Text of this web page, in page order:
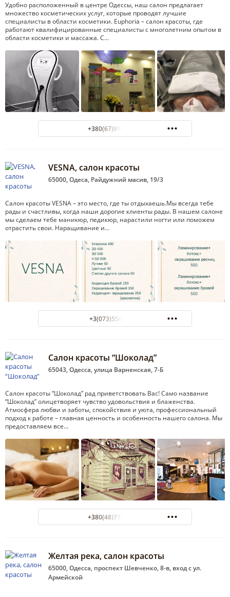
Удобно расположенный в центре Одессы, наш салон предлагает
множество косметических услуг, которые проводят лучшие
специалисты в области косметики. Euphoria – салон красоты, где
работают квалифицированные специалисты с многолетним опытом в
области косметики и массажа. С…
+380(67)916-83-68
VESNA, салон красоты
65000, Одеса, Райдужний масив, 19/3
Салон красоты VESNA – это место, где ты отдыхаешь.Мы всегда тебе
рады и счастливы, когда наши дорогие клиенты рады. В нашем салоне
мы сделаем тебе маникюр, педикюр, нарастили ногти или поможем
отрастить свои. Наращивание и…
+3(073)556-57-55
Салон красоты “Шоколад”
65043, Одесса, улица Варненская, 7-Б
Салон красоты “Шоколад” рад приветствовать Вас! Само название
“Шоколад” олицетворяет чувство удовольствия и блаженства.
Атмосфера любви и заботы, спокойствия и уюта, профессиональный
подход к работе – главная ценность и особенность нашего салона. Мы
предоставляем все…
+380(48)718-69-70
Желтая река, салон красоты
65000, Одесса, проспект Шевченко, 8-в, вход с ул.
Армейской